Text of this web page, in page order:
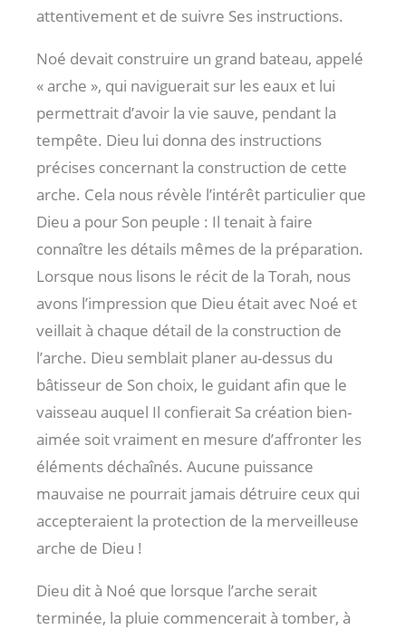
attentivement et de suivre Ses instructions.
Noé devait construire un grand bateau, appelé
« arche », qui naviguerait sur les eaux et lui
permettrait d’avoir la vie sauve, pendant la
tempête. Dieu lui donna des instructions
précises concernant la construction de cette
arche. Cela nous révèle l’intérêt particulier que
Dieu a pour Son peuple : Il tenait à faire
connaître les détails mêmes de la préparation.
Lorsque nous lisons le récit de la Torah, nous
avons l’impression que Dieu était avec Noé et
veillait à chaque détail de la construction de
l’arche. Dieu semblait planer au-dessus du
bâtisseur de Son choix, le guidant afin que le
vaisseau auquel Il confierait Sa création bien-
aimée soit vraiment en mesure d’affronter les
éléments déchaînés. Aucune puissance
mauvaise ne pourrait jamais détruire ceux qui
accepteraient la protection de la merveilleuse
arche de Dieu !
Dieu dit à Noé que lorsque l’arche serait
terminée, la pluie commencerait à tomber, à